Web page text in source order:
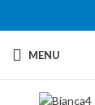
MENU